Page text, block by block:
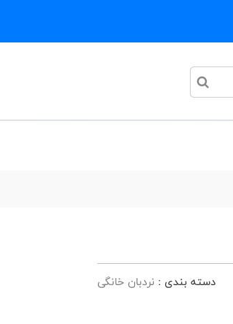
دسته بندی : نردبان خانگی